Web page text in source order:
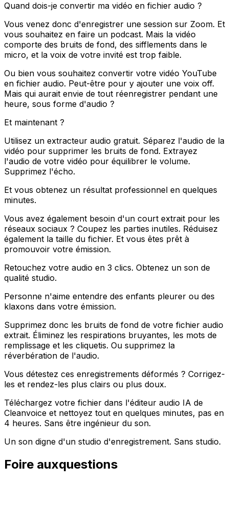
Quand dois-je convertir ma vidéo en fichier audio ?
Vous venez donc d'enregistrer une session sur Zoom. Et
vous souhaitez en faire un podcast. Mais la vidéo
comporte des bruits de fond, des sifflements dans le
micro, et la voix de votre invité est trop faible.
Ou bien vous souhaitez convertir votre vidéo YouTube
en fichier audio. Peut-être pour y ajouter une voix off.
Mais qui aurait envie de tout réenregistrer pendant une
heure, sous forme d'audio ?
Et maintenant ?
Utilisez un extracteur audio gratuit. Séparez l'audio de la
vidéo pour supprimer les bruits de fond. Extrayez
l'audio de votre vidéo pour équilibrer le volume.
Supprimez l'écho.
Et vous obtenez un résultat professionnel en quelques
minutes.
Vous avez également besoin d'un court extrait pour les
réseaux sociaux ? Coupez les parties inutiles. Réduisez
également la taille du fichier. Et vous êtes prêt à
promouvoir votre émission.
Retouchez votre audio en 3 clics. Obtenez un son de
qualité studio.
Personne n'aime entendre des enfants pleurer ou des
klaxons dans votre émission.
Supprimez donc les bruits de fond de votre fichier audio
extrait. Éliminez les respirations bruyantes, les mots de
remplissage et les cliquetis. Ou supprimez la
réverbération de l'audio.
Vous détestez ces enregistrements déformés ? Corrigez-
les et rendez-les plus clairs ou plus doux.
Téléchargez votre fichier dans l'éditeur audio IA de
Cleanvoice et nettoyez tout en quelques minutes, pas en
4 heures. Sans être ingénieur du son.
Un son digne d'un studio d'enregistrement. Sans studio.
Foire auxquestions